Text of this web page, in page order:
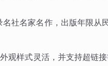
社名家名作，出版年限
观样式灵活，并支持超链